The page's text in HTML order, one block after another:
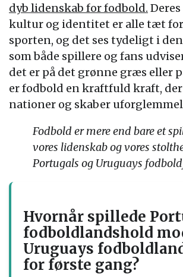
dyb lidenskab for fodbold.
kultur og identitet er alle tæt
sporten, og det ses tydeligt i
som både spillere og fans
det er på det grønne græs eller
er fodbold en kraftfuld kraft,
nationer og skaber
Fodbold er mere end bare et
vores lidenskab og vores
Portugals og Uruguays
Hvornår spillede
fodboldlandshold
Uruguays
for første gang?